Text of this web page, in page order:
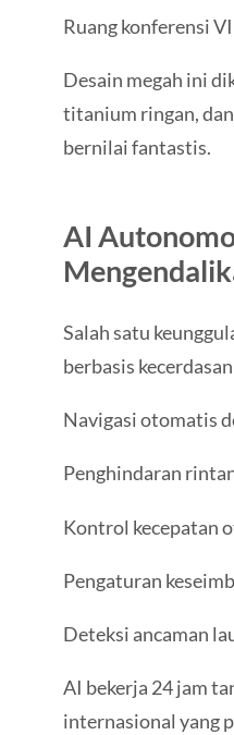
Ruang konferensi
Desain megah ini
titanium ringan,
bernilai fantastis.
AI
Salah satu
berbasis
Navigasi otomatis
Penghindaran
Kontrol kecepatan
Pengaturan
Deteksi ancaman
AI bekerja 24 jam
internasional yang